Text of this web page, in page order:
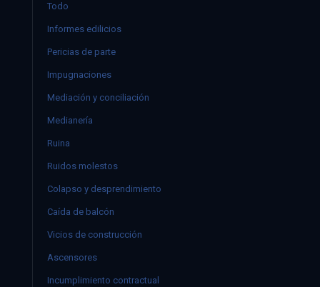
Todo
Informes edilicios
Pericias de parte
Impugnaciones
Mediación y conciliación
Medianería
Ruina
Ruidos molestos
Colapso y desprendimiento
Caída de balcón
Vicios de construcción
Ascensores
Incumplimiento contractual